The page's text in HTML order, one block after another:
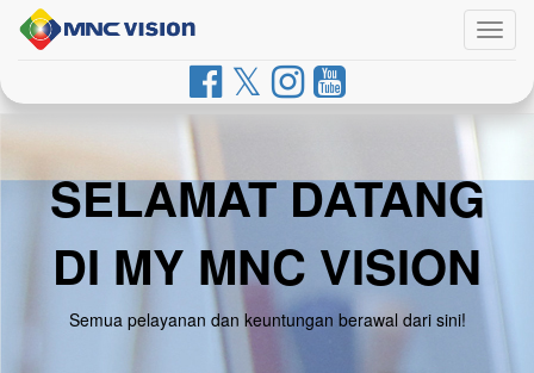
SELAMAT DATANG
DI MY MNC VISION
Semua pelayanan dan keuntungan berawal dari sini!